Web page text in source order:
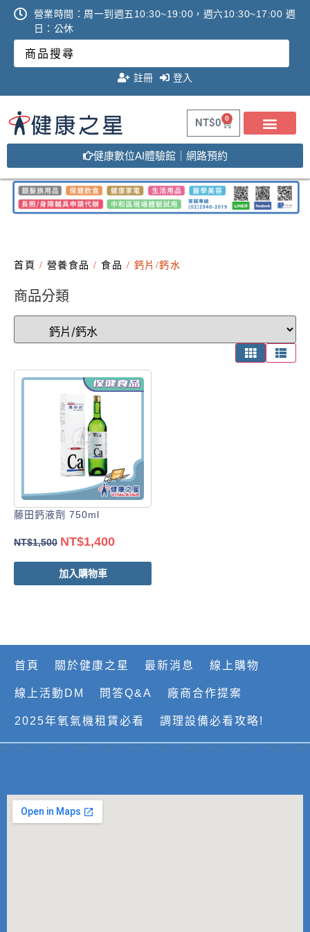
營業時間：周一到週五10:30~19:00，週六10:30~17:00 週
日：公休
註冊 登入
NT$0 0
健康數位AI體驗館｜網路預約
首頁 / 營養食品 / 食品 / 鈣片/鈣水
商品分類
藤田鈣液劑 750ml
NT$1,500 NT$1,400
加入購物車
首頁 關於健康之星 最新消息 線上購物
線上活動DM 問答Q&A 廠商合作提案
2025年氧氣機租賃必看 調理設備必看攻略!